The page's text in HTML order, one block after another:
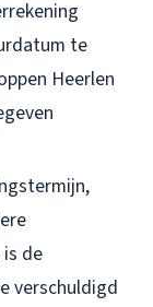
te
Heerlen
de
verschuldigd